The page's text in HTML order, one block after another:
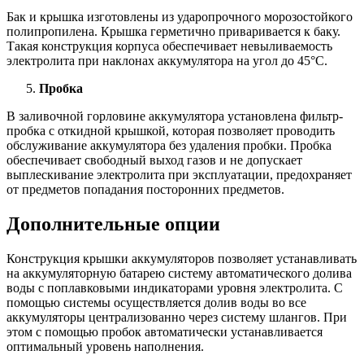
Бак и крышка изготовлены из ударопрочного морозостойкого
полипропилена. Крышка герметично приваривается к баку.
Такая конструкция корпуса обеспечивает невыливаемость
электролита при наклонах аккумулятора на угол до 45°С.
Пробка
В заливочной горловине аккумулятора установлена фильтр-
пробка с откидной крышкой, которая позволяет проводить
обслуживание аккумулятора без удаления пробки. Пробка
обеспечивает свободный выход газов и не допускает
выплескивание электролита при эксплуатации, предохраняет
от предметов попадания посторонних предметов.
Дополнительные опции
Конструкция крышки аккумуляторов позволяет устанавливать
на аккумуляторную батарею систему автоматического долива
воды с поплавковыми индикаторами уровня электролита. С
помощью системы осуществляется долив воды во все
аккумуляторы централизованно через систему шлангов. При
этом с помощью пробок автоматически устанавливается
оптимальный уровень наполнения.